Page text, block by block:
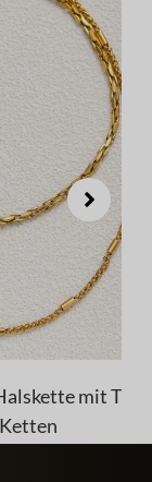
mit Twist-